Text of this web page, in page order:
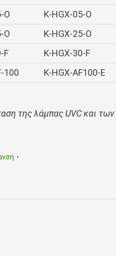
O K-HGX-05-O
O
K-HGX-25-O
F
K-HGX-30-F
100
K-HGX-AF100-E
της λάμπας UVC και